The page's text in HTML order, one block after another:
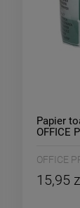
Papier
OFFICE
OFFICE
15,95